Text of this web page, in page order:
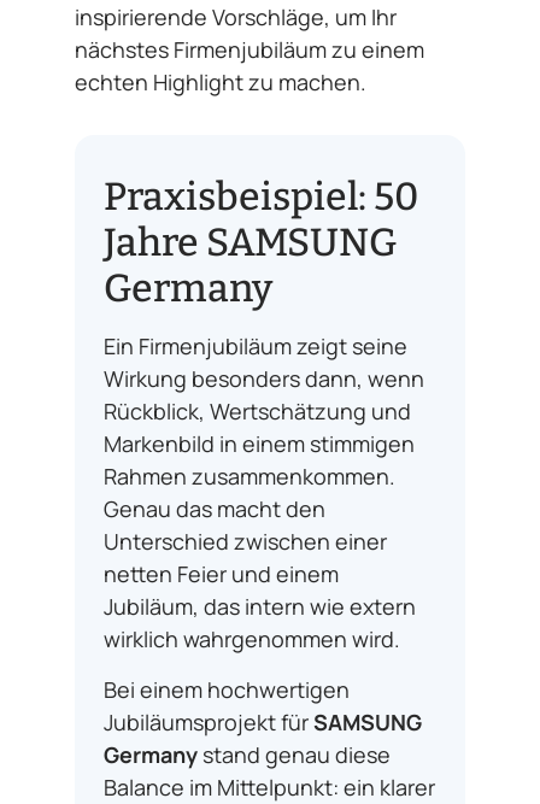
inspirierende Vorschläge, um Ihr
nächstes Firmenjubiläum zu einem
echten Highlight zu machen.
Praxisbeispiel: 50
Jahre SAMSUNG
Germany
Ein Firmenjubiläum zeigt seine
Wirkung besonders dann, wenn
Rückblick, Wertschätzung und
Markenbild in einem stimmigen
Rahmen zusammenkommen.
Genau das macht den
Unterschied zwischen einer
netten Feier und einem
Jubiläum, das intern wie extern
wirklich wahrgenommen wird.
Bei einem hochwertigen
Jubiläumsprojekt fürSAMSUNG
Germany stand genau diese
Balance im Mittelpunkt: ein klarer